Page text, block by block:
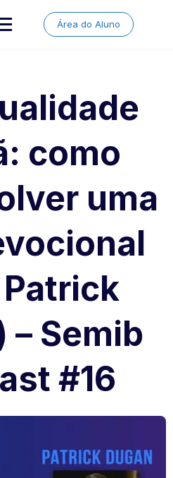
Área do Aluno
como
uma
– Semib
#16